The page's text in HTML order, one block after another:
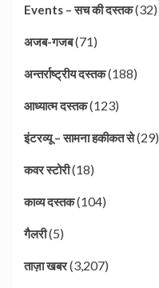
Events – सच की दस्तक(32)
अजब-गजब(71)
अन्तर्राष्ट्रीय दस्तक(188)
आध्यात्म दस्तक(123)
इंटरव्यू – सामना हकीकत से(29)
कवर स्टोरी(18)
काव्य दस्तक(104)
गैलरी(5)
ताज़ा खबर(3,207)